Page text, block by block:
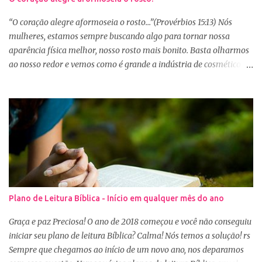
“O coração alegre aformoseia o rosto...”(Provérbios 15:13) Nós
mulheres, estamos sempre buscando algo para tornar nossa
aparência física melhor, nosso rosto mais bonito. Basta olharmos
ao nosso redor e vemos como é grande a indústria de cosméticos e
se maquiar e testam produtos. Não é errado gostar de se cuidar e
buscar conhecimento de como ficar mais bonita e atraente. Eu
também gosto de maquiagem e dicas de beleza, no entanto,
precisamos cuidar primeiramente da nossa beleza interior. A
verdade é que, muitas de nós buscamos de forma desenfreada
ficarmos mais bonitas por fora tentando nos afirmar, e mostrar
que temos algum valor, porque nossos corações estão cheios de
amargura e traumas causados por situações que vivenciamos. O
Sábio rei Salomão nós dá uma dica de beleza no livro de
Provérbios dizendo que o coração alegre aformoseia o rosto. A
alegr...
Plano de Leitura Bíblica - Início em qualquer mês do ano
Graça e paz Preciosa! O ano de 2018 começou e você não conseguiu
iniciar seu plano de leitura Bíblica? Calma! Nós temos a solução! rs
Sempre que chegamos ao início de um novo ano, nos deparamos